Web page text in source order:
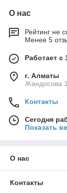
О нас
Рейтинг не
Менее 5
Работает с
г. Алматы
Жандосова
Контакты
Сегодня
Показать
О нас
Контакты